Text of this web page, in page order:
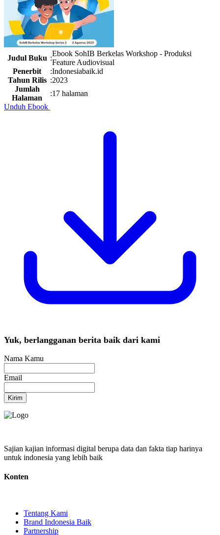
Judul Buku :
Ebook SohIB Berkelas Workshop - Produksi
Feature Audiovisual
Penerbit
:Indonesiabaik.id
Tahun Rilis :2023
Jumlah
Halaman
:17 halaman
Unduh Ebook
Yuk, berlangganan berita baik dari kami
Nama Kamu
Email
Kirim
Sajian kajian informasi digital berupa data dan fakta tiap harinya
untuk indonesia yang lebih baik
Konten
Tentang Kami
Brand Indonesia Baik
Partnership